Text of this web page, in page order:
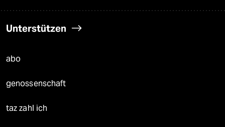
Unterstützen
abo
genossenschaft
taz zahl ich